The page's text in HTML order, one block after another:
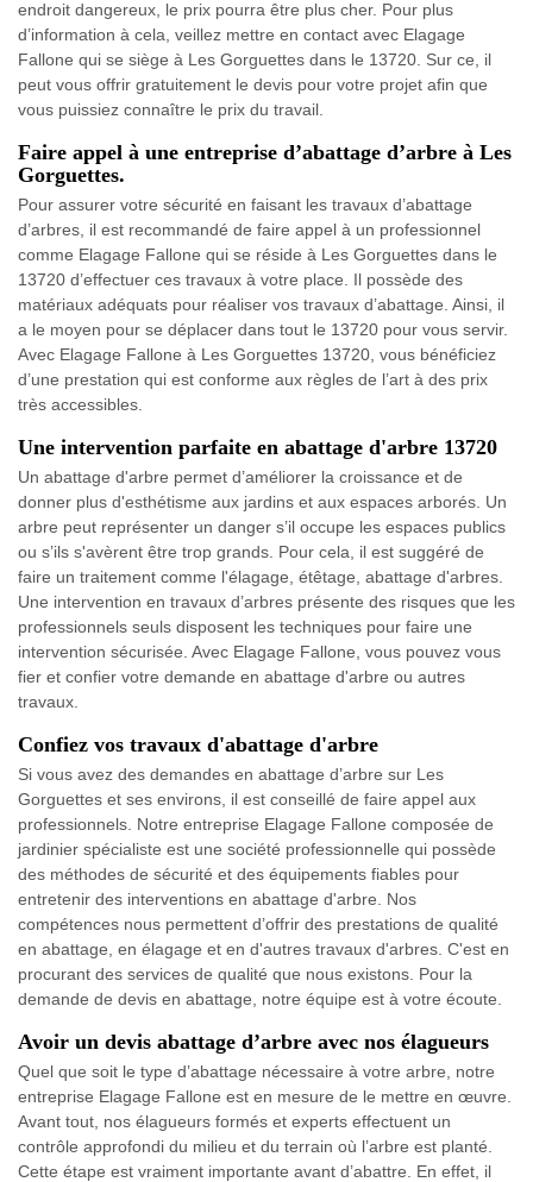
endroit dangereux, le prix pourra être plus cher. Pour plus
d’information à cela, veillez mettre en contact avec Elagage
Fallone qui se siège à Les Gorguettes dans le 13720. Sur ce, il
peut vous offrir gratuitement le devis pour votre projet afin que
vous puissiez connaître le prix du travail.
Faire appel à une entreprise d’abattage d’arbre à Les
Gorguettes.
Pour assurer votre sécurité en faisant les travaux d’abattage
d’arbres, il est recommandé de faire appel à un professionnel
comme Elagage Fallone qui se réside à Les Gorguettes dans le
13720 d’effectuer ces travaux à votre place. Il possède des
matériaux adéquats pour réaliser vos travaux d’abattage. Ainsi, il
a le moyen pour se déplacer dans tout le 13720 pour vous servir.
Avec Elagage Fallone à Les Gorguettes 13720, vous bénéficiez
d’une prestation qui est conforme aux règles de l’art à des prix
très accessibles.
Une intervention parfaite en abattage d'arbre 13720
Un abattage d'arbre permet d’améliorer la croissance et de
donner plus d'esthétisme aux jardins et aux espaces arborés. Un
arbre peut représenter un danger s’il occupe les espaces publics
ou s’ils s'avèrent être trop grands. Pour cela, il est suggéré de
faire un traitement comme l'élagage, étêtage, abattage d'arbres.
Une intervention en travaux d’arbres présente des risques que les
professionnels seuls disposent les techniques pour faire une
intervention sécurisée. Avec Elagage Fallone, vous pouvez vous
fier et confier votre demande en abattage d'arbre ou autres
travaux.
Confiez vos travaux d'abattage d'arbre
Si vous avez des demandes en abattage d’arbre sur Les
Gorguettes et ses environs, il est conseillé de faire appel aux
professionnels. Notre entreprise Elagage Fallone composée de
jardinier spécialiste est une société professionnelle qui possède
des méthodes de sécurité et des équipements fiables pour
entretenir des interventions en abattage d'arbre. Nos
compétences nous permettent d’offrir des prestations de qualité
en abattage, en élagage et en d'autres travaux d'arbres. C'est en
procurant des services de qualité que nous existons. Pour la
demande de devis en abattage, notre équipe est à votre écoute.
Avoir un devis abattage d’arbre avec nos élagueurs
Quel que soit le type d’abattage nécessaire à votre arbre, notre
entreprise Elagage Fallone est en mesure de le mettre en œuvre.
Avant tout, nos élagueurs formés et experts effectuent un
contrôle approfondi du milieu et du terrain où l’arbre est planté.
Cette étape est vraiment importante avant d’abattre. En effet, il